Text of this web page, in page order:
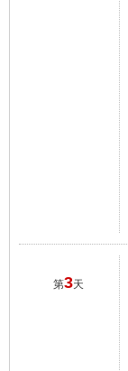
第3天